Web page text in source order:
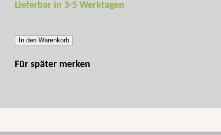
Lieferbar in 3-5 Werktagen
In den Warenkorb
Für später merken